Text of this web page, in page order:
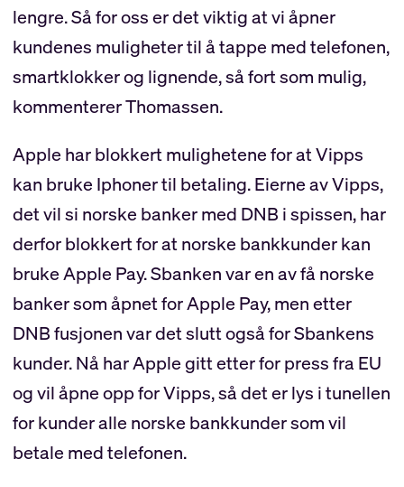
lengre. Så for oss er det viktig at vi åpner
kundenes muligheter til å tappe med telefonen,
smartklokker og lignende, så fort som mulig,
kommenterer Thomassen.
Apple har blokkert mulighetene for at Vipps
kan bruke Iphoner til betaling. Eierne av Vipps,
det vil si norske banker med DNB i spissen, har
derfor blokkert for at norske bankkunder kan
bruke Apple Pay. Sbanken var en av få norske
banker som åpnet for Apple Pay, men etter
DNB fusjonen var det slutt også for Sbankens
kunder. Nå har Apple gitt etter for press fra EU
og vil åpne opp for Vipps, så det er lys i tunellen
for kunder alle norske bankkunder som vil
betale med telefonen.